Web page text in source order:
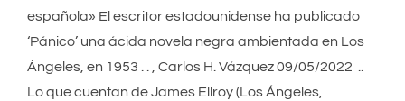
española» El escritor estadounidense ha publicado
‘Pánico’ una ácida novela negra ambientada en Los
Ángeles, en 1953 . . , Carlos H. Vázquez 09/05/2022 ..
Lo que cuentan de James Ellroy (Los Ángeles,